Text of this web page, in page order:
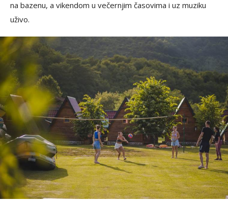
na bazenu, a vikendom u večernjim časovima i uz muziku
uživo.